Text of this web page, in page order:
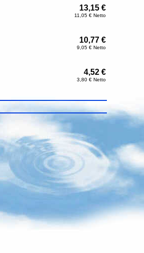
13,15 €
11,05 € Netto
10,77 €
9,05 € Netto
4,52 €
3,80 € Netto